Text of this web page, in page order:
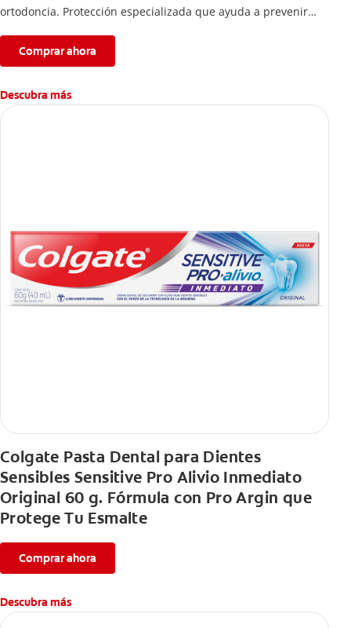
ortodoncia. Protección especializada que ayuda a prevenir
Comprar ahora
Descubra más
Colgate Pasta Dental para Dientes
Sensibles Sensitive Pro Alivio Inmediato
Original 60 g. Fórmula con Pro Argin que
Protege Tu Esmalte
Comprar ahora
Descubra más